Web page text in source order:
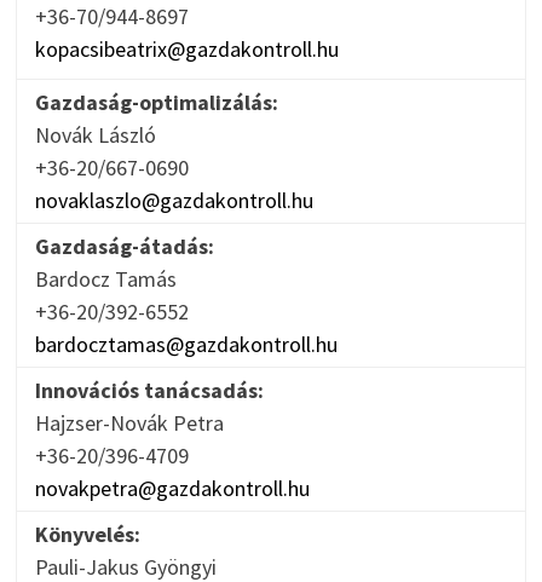
+36-70/944-8697
kopacsibeatrix@gazdakontroll.hu
Gazdaság-optimalizálás:
Novák László
+36-20/667-0690
novaklaszlo@gazdakontroll.hu
Gazdaság-átadás:
Bardocz Tamás
+36-20/392-6552
bardocztamas@gazdakontroll.hu
Innovációs tanácsadás:
Hajzser-Novák Petra
+36-20/396-4709
novakpetra@gazdakontroll.hu
Könyvelés:
Pauli-Jakus Gyöngyi